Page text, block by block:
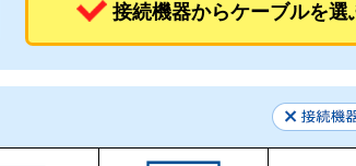
接続機器からケーブルを選